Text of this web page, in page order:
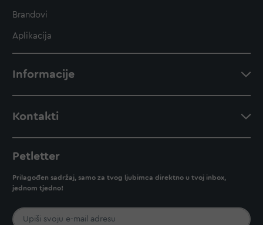
Brandovi
Aplikacija
Informacije
Kontakti
Petletter
Prilagođen sadržaj, samo za tvog ljubimca direktno u tvoj inbox,
jednom tjedno!